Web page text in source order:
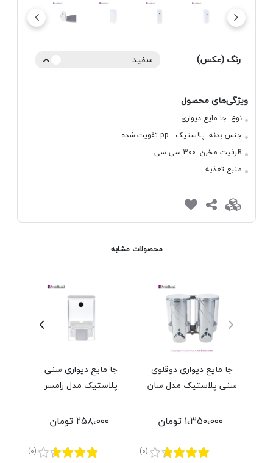
رنگ (عکس) سفید
ویژگی‌های محصول
نوع: جا مایع دیواری
جنس بدنه: پلاستیک - pp تقویت شده
ظرفیت مخزن: 300 سی سی
منبع تغذیه:
محصولات مشابه
جا مایع دیواری دوقلوی
سنی پلاستیک مدل سان
۱،۳۵۰،۰۰۰ تومان
(0)
جا مایع دیواری سنی
پلاستیک مدل رامسر
۲۵۸،۰۰۰ تومان
(0)